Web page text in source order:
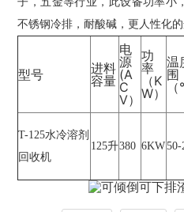
不锈钢冷排，耐酸碱，更人性化
型号
进料
容量
电
源
(A
C
V）
功
率
（K
W）
温
围
T-125水冷溶剂
回收机
125升380 6KW50-